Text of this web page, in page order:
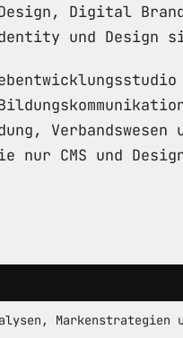
Digital
und Design
nur CMS und
Markenstrategien